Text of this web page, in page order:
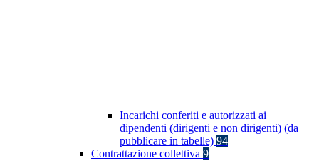
Incarichi conferiti e autorizzati ai
dipendenti (dirigenti e non dirigenti) (da
pubblicare in tabelle) 94
Contrattazione collettiva 9